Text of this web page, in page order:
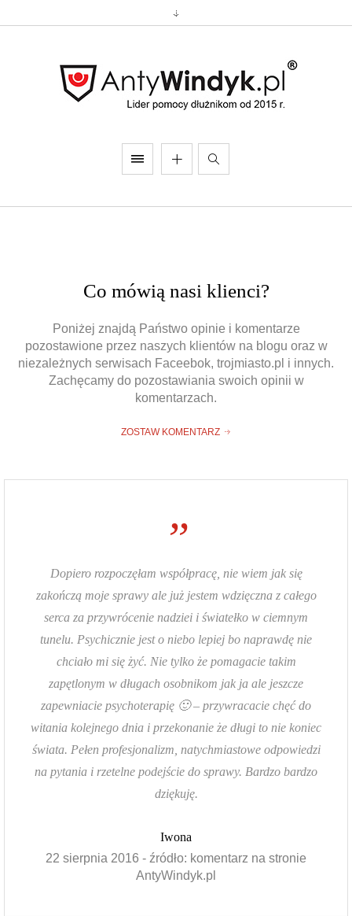
Negocjacje z wierzycielami
Co mówią nasi klienci?
Poniżej znajdą Państwo opinie i komentarze
pozostawione przez naszych klientów na blogu oraz w
niezależnych serwisach Faceebok, trojmiasto.pl i innych.
Zachęcamy do pozostawiania swoich opinii w
komentarzach.
ZOSTAW KOMENTARZ
”
Dopiero rozpoczęłam współpracę, nie wiem jak się
zakończą moje sprawy ale już jestem wdzięczna z całego
serca za przywrócenie nadziei i światełko w ciemnym
tunelu. Psychicznie jest o niebo lepiej bo naprawdę nie
chciało mi się żyć. Nie tylko że pomagacie takim
zapętlonym w długach osobnikom jak ja ale jeszcze
zapewniacie psychoterapię 🙂 – przywracacie chęć do
witania kolejnego dnia i przekonanie że długi to nie koniec
świata. Pełen profesjonalizm, natychmiastowe odpowiedzi
na pytania i rzetelne podejście do sprawy. Bardzo bardzo
dziękuję.
Iwona
22 sierpnia 2016 - źródło: komentarz na stronie
AntyWindyk.pl